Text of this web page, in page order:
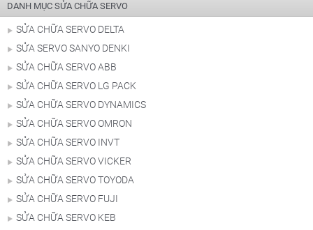
DANH MỤC SỬA CHỮA SERVO
SỬA CHỮA SERVO DELTA
SỬA SERVO SANYO DENKI
SỬA CHỮA SERVO ABB
SỬA CHỮA SERVO LG PACK
SỬA CHỮA SERVO DYNAMICS
SỬA CHỮA SERVO OMRON
SỬA CHỮA SERVO INVT
SỬA CHỮA SERVO VICKER
SỬA CHỮA SERVO TOYODA
SỬA CHỮA SERVO FUJI
SỬA CHỮA SERVO KEB